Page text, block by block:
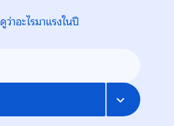
ดูว่าอะไรมาแรงในปี